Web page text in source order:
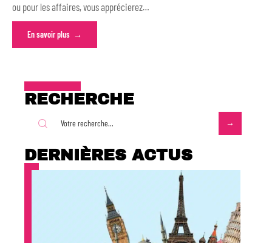
ou pour les affaires, vous apprécierez…
En savoir plus
RECHERCHE
DERNIÈRES ACTUS